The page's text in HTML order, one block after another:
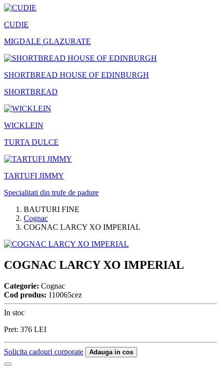
CUDIE
MIGDALE GLAZURATE
SHORTBREAD HOUSE OF EDINBURGH
SHORTBREAD
WICKLEIN
TURTA DULCE
TARTUFI JIMMY
Specialitati din trufe de padure
BAUTURI FINE
Cognac
COGNAC LARCY XO IMPERIAL
COGNAC LARCY XO IMPERIAL
Categorie: Cognac
Cod produs: 110065cez
In stoc
Pret: 376 LEI
Solicita cadouri corporate Adauga in cos